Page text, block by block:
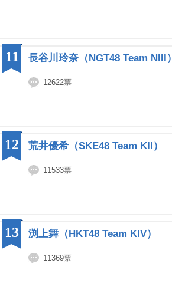
長谷川玲奈（NGT48 Team NIII）
12622票
11
荒井優希（SKE48 Team KII）
11533票
12
渕上舞（HKT48 Team KIV）
11369票
13